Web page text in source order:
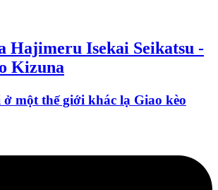
Hajimeru Isekai Seikatsu -
Kizuna
một thế giới khác lạ Giao kèo